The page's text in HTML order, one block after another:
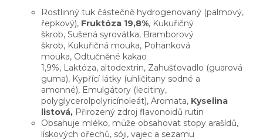
Rostlinný tuk částečně hydrogenovaný (palmový,
řepkový), Fruktóza 19,8%, Kukuřičný
škrob, Sušená syrovátka, Bramborový
škrob, Kukuřičná mouka, Pohanková
mouka, Odtučněné kakao
1,9%, Laktóza, altodextrin, Zahušťovadlo (guarová
guma), Kypřící látky (uhličitany sodné a
amonné), Emulgátory (lecitiny,
polyglycerolpolyricínoleát), Aromata, Kyselina
listová, Přirozený zdroj flavonoidů rutin
Obsahuje mléko, může obsahovat stopy arašídů,
lískových ořechů, sóji, vajec a sezamu